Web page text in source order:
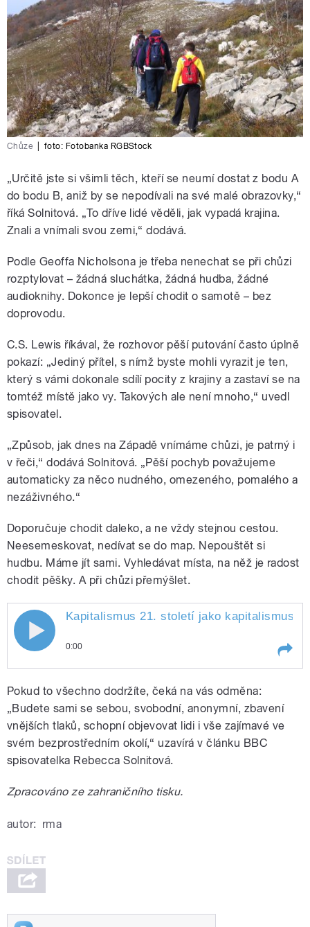
Chůze foto: Fotobanka RGBStock
„Určitě jste si všimli těch, kteří se neumí dostat z bodu A
do bodu B, aniž by se nepodívali na své malé obrazovky,“
říká Solnitová. „To dříve lidé věděli, jak vypadá krajina.
Znali a vnímali svou zemi,“ dodává.
Podle Geoffa Nicholsona je třeba nenechat se při chůzi
rozptylovat – žádná sluchátka, žádná hudba, žádné
audioknihy. Dokonce je lepší chodit o samotě – bez
doprovodu.
C.S. Lewis říkával, že rozhovor pěší putování často úplně
pokazí: „Jediný přítel, s nímž byste mohli vyrazit je ten,
který s vámi dokonale sdílí pocity z krajiny a zastaví se na
tomtéž místě jako vy. Takových ale není mnoho,“ uvedl
spisovatel.
„Způsob, jak dnes na Západě vnímáme chůzi, je patrný i
v řeči,“ dodává Solnitová. „Pěší pochyb považujeme
automaticky za něco nudného, omezeného, pomalého a
nezáživného.“
Doporučuje chodit daleko, a ne vždy stejnou cestou.
Neesemeskovat, nedívat se do map. Nepouštět si
hudbu. Máme jít sami. Vyhledávat místa, na něž je radost
chodit pěšky. A při chůzi přemýšlet.
pause
Kapitalismus 21. století jako kapitalismus
0:00
kapitalismus nejistoty. Přízrak
deflace nad Evropou. Umění chodit
a za chůze myslet se vytrácí, a to
je velká škoda. Vybíral Rostislav
Pokud to všechno dodržíte, čeká na vás odměna:
„Budete sami se sebou, svobodní, anonymní, zbavení
vnějších tlaků, schopní objevovat lidi i vše zajímavé ve
svém bezprostředním okolí,“ uzavírá v článku BBC
spisovatelka Rebecca Solnitová.
Zpracováno ze zahraničního tisku.
autor: rma